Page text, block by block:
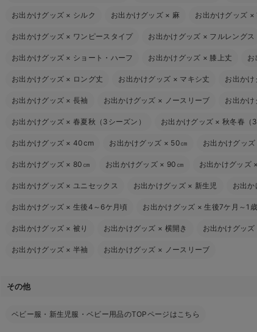
お出かけグッズ × シルク お出かけグッズ × 麻 お出かけグッズ ×
お出かけグッズ × ワンピースタイプ お出かけグッズ × フルレングス
お出かけグッズ × ショート・ハーフ お出かけグッズ × 膝上丈 お
お出かけグッズ × ロング丈 お出かけグッズ × マキシ丈 お出かけ
お出かけグッズ ×長袖 お出かけグッズ × ノースリーブ お出かけ
お出かけグッズ ×春夏秋（3シーズン） お出かけグッズ ×秋冬春（3
お出かけグッズ ×40cm お出かけグッズ × 50㎝ お出かけグッズ
お出かけグッズ × 80㎝ お出かけグッズ × 90㎝ お出かけグッズ ×
お出かけグッズ ×ユニセックス お出かけグッズ × 新生児 お出
お出かけグッズ ×生後4～6ケ月頃 お出かけグッズ ×生後7ケ月～1
お出かけグッズ ×被り お出かけグッズ × 横開き お出かけグッズ
お出かけグッズ ×半袖 お出かけグッズ × ノースリーブ
その他
ベビー服・新生児服・ベビー用品のTOPページはこちら